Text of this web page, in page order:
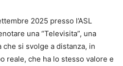
2025 presso l’ASL
una “Televisita”, una
si svolge a distanza, in
reale, che ha lo stesso valore e